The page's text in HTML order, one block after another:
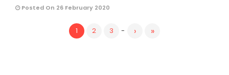
Posted On 26 February 2020
1 2 3 - › »